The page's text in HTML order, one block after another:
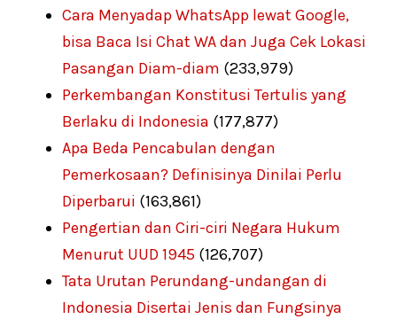
Cara Menyadap WhatsApp lewat Google,
bisa Baca Isi Chat WA dan Juga Cek Lokasi
Pasangan Diam-diam (233,979)
Perkembangan Konstitusi Tertulis yang
Berlaku di Indonesia (177,877)
Apa Beda Pencabulan dengan
Pemerkosaan? Definisinya Dinilai Perlu
Diperbarui (163,861)
Pengertian dan Ciri-ciri Negara Hukum
Menurut UUD 1945 (126,707)
Tata Urutan Perundang-undangan di
Indonesia Disertai Jenis dan Fungsinya